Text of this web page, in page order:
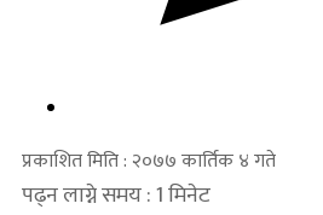
प्रकाशित मिति : २०७७ कार्तिक ४ गते
पढ्न लाग्ने समय : 1 मिनेट